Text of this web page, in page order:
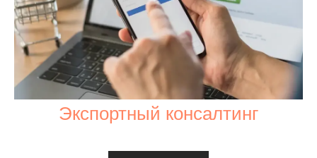
Экспортный консалтинг